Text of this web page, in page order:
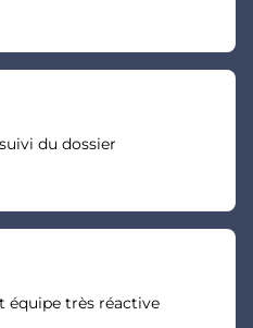
du dossier
équipe très réactive